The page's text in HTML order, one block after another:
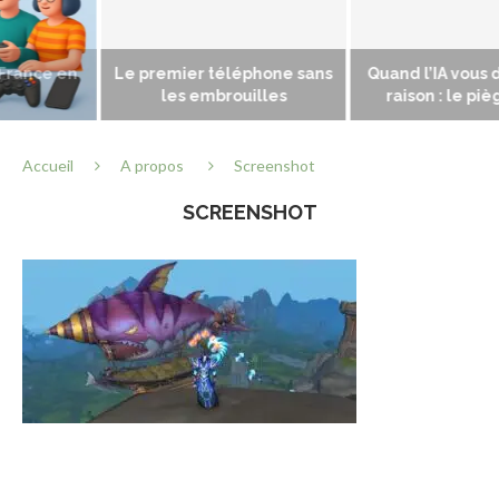
en
Le premier téléphone sans
les embrouilles
Quand l’IA vous donne
raison : le piège
Accueil A propos Screenshot
SCREENSHOT